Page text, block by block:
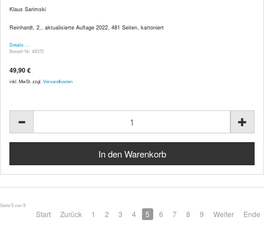
Klaus Sarimski
Reinhardt, 2., aktualisierte Auflage 2022, 481 Seiten, kartoniert
Details …
Bestell-Nr. 49372
49,90 €
inkl. MwSt. zzgl. Versandkosten
Seite 5 von 9
Start Zurück 1 2 3 4 5 6 7 8 9 Weiter Ende